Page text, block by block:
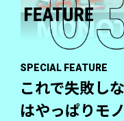
SPECIAL FEATURE
これで失敗し
はやっぱりモ